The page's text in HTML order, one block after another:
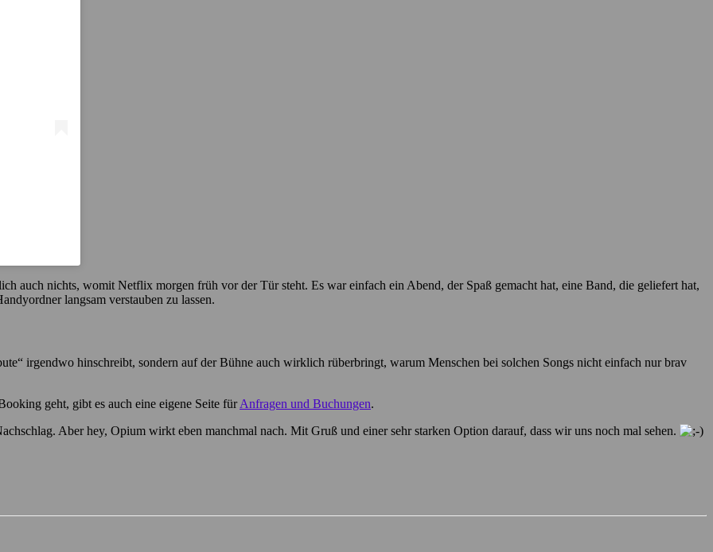
auch nichts, womit Netflix morgen früh vor der Tür steht. Es war einfach ein Abend, der Spaß gemacht hat, eine Band, die geliefert hat,
langsam verstauben zu lassen.
irgendwo hinschreibt, sondern auf der Bühne auch wirklich rüberbringt, warum Menschen bei solchen Songs nicht einfach nur brav
geht, gibt es auch eine eigene Seite fürAnfragen und Buchungen.
Aber hey, Opium wirkt eben manchmal nach. Mit Gruß und einer sehr starken Option darauf, dass wir uns noch mal sehen.